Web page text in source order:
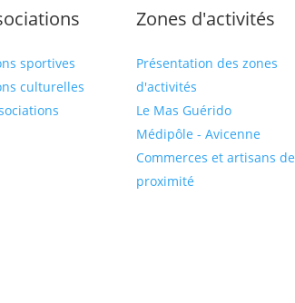
sportives
culturelles
Zones d'activités
Présentation des zones
d'activités
Le Mas Guérido
Médipôle - Avicenne
Commerces et artisans de
proximité